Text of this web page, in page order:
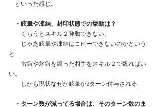
といった感じ。
・眩暈や凍結、封印状態での挙動は？
くらうとスキル２発動できない。
じゃあ眩暈や凍結はコピーできないのかという
と
雷鎧や氷鎧を纏った相手をスキル２で殴ればい
い。
しかも現状なぜか眩暈が2ターン付与される。
・ターン数が減ってる場合は、そのターン数のま